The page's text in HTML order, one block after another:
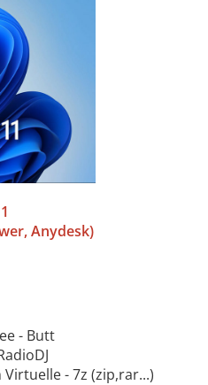
Anydesk)
- Butt
Virtuelle - 7z (zip,rar...)